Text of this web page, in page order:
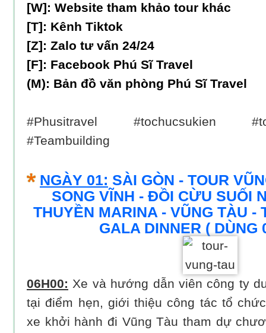
[W]: Website tham khảo tour khác
[T]: Kênh Tiktok
[Z]: Zalo tư vấn 24/24
[F]: Facebook Phú Sĩ Travel
(M): Bản đồ văn phòng Phú Sĩ Travel
#Phusitravel #tochucsukien
#Teambuilding
NGÀY 01: SÀI GÒN - TOUR
SONG VĨNH - ĐỒI CỪU SUỐI
THUYỀN MARINA - VŨNG TÀU -
GALA DINNER ( DÙNG
06H00: Xe và hướng dẫn viên công ty
tại điểm hẹn, giới thiệu công tác tổ
xe khởi hành đi Vũng Tàu tham dự